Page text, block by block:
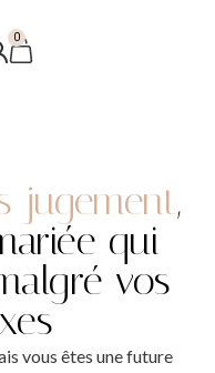
0
jugement,
qui
vos
vous êtes une future